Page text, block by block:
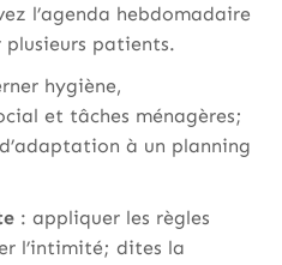
l’agenda hebdomadaire
plusieurs patients.
hygiène,
et tâches ménagères;
à un planning
: appliquer les règles
l’intimité; dites la